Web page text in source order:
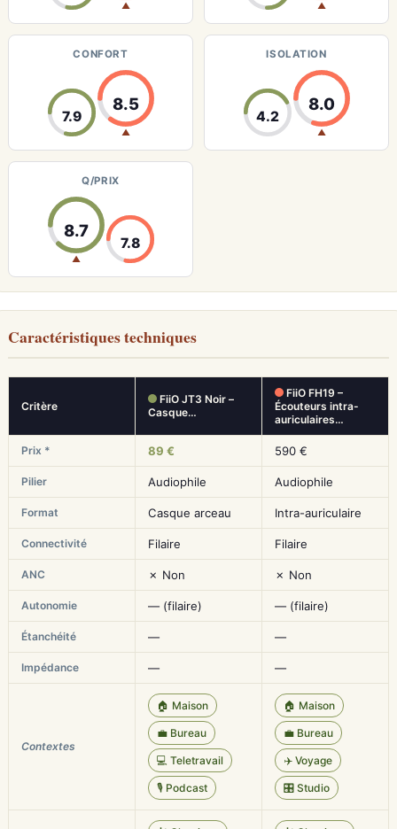
▲ ▲
CONFORT
7.9
8.5
▲
ISOLATION
4.2
8.0
▲
Q/PRIX
8.7
▲
7.8
Caractéristiques techniques
Critère
FiiO JT3 Noir –
Casque…
FiiO FH19 –
Écouteurs intra-
auriculaires…
Prix * 89 € 590 €
Pilier Audiophile Audiophile
Format Casque arceau Intra-auriculaire
Connectivité Filaire Filaire
ANC ✗ Non ✗ Non
Autonomie — (filaire) — (filaire)
Étanchéité — —
Impédance — —
Contextes
🏠 Maison
💼 Bureau
💻 Teletravail
🎙️ Podcast
🏠 Maison
💼 Bureau
✈️ Voyage
🎛️ Studio